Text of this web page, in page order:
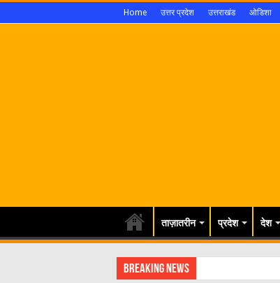
Home उत्तर प्रदेश उत्तराखंड ओडिशा
ताज़ातरीन प्रदेश देश
Breaking News